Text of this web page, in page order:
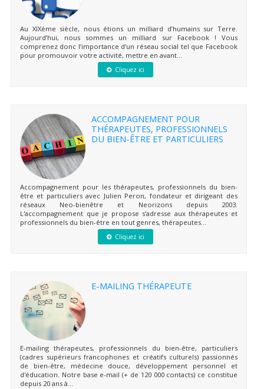
Au XIXème siècle, nous étions un milliard d’humains sur Terre.
Aujourd’hui, nous sommes un milliard sur Facebook ! Vous
comprenez donc l’importance d’un réseau social tel que Facebook
pour promouvoir votre activité, mettre en avant...
Cliquez ici
ACCOMPAGNEMENT POUR
THÉRAPEUTES, PROFESSIONNELS
DU BIEN-ÊTRE ET PARTICULIERS
Accompagnement pour les thérapeutes, professionnels du bien-
être et particuliers avec Julien Peron, fondateur et dirigeant des
réseaux Neo-bienêtre et Neorizons depuis 2003.
L'accompagnement que je propose s'adresse aux thérapeutes et
professionnels du bien-être en tout genres, thérapeutes...
Cliquez ici
E-MAILING THÉRAPEUTE
E-mailing thérapeutes, professionnels du bien-être, particuliers
(cadres supérieurs francophones et créatifs culturels) passionnés
de bien-être, médecine douce, développement personnel et
d'éducation. Notre base e-mail (+ de 120 000 contacts) ce constitue
depuis 20 ans à...